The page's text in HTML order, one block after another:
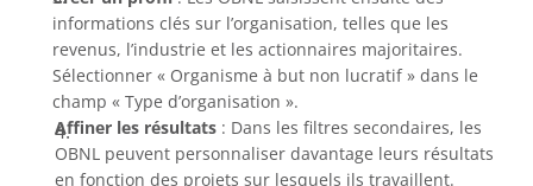
informations clés sur l’organisation, telles que les
revenus, l’industrie et les actionnaires majoritaires.
Sélectionner « Organisme à but non lucratif » dans le
champ « Type d’organisation ».
Affiner les résultats : Dans les filtres secondaires, les
OBNL peuvent personnaliser davantage leurs résultats
en fonction des projets sur lesquels ils travaillent.